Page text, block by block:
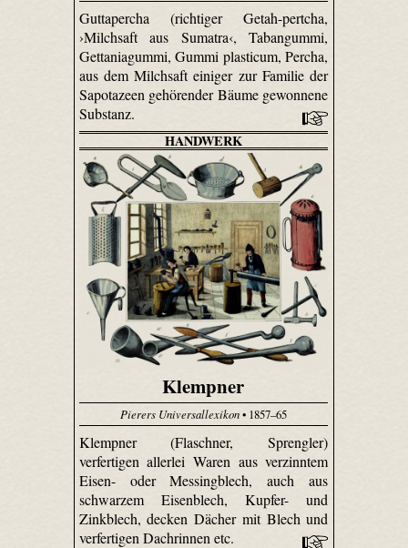
Gutta­percha (richtiger Getah-pertcha,
›Milchsaft aus Sumatra‹, Taban­gummi,
Gettania­gummi, Gummi plasticum, Percha,
aus dem Milchsaft einiger zur Familie der
Sapotazeen gehörender Bäume gewonnene
Substanz.
HANDWERK
Klempner
Pierers Universallexikon• 1857–65
Klempner (Flaschner, Sprengler)
verfertigen allerlei Waren aus verzinntem
Eisen- oder Messingblech, auch aus
schwarzem Eisenblech, Kupfer- und
Zinkblech, decken Dächer mit Blech und
verfertigen Dachrinnen etc.